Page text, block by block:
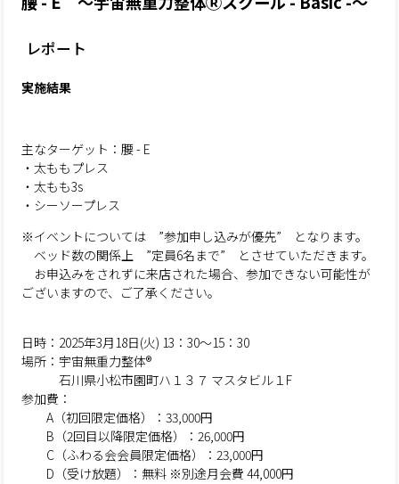
レポート
実施結果
主なターゲット：腰 - E
・太ももプレス
・太もも3s
・シーソープレス
※イベントについては ”参加申し込みが優先” となります。
ベッド数の関係上 ”定員6名まで” とさせていただきます。
お申込みをされずに来店された場合、参加できない可能性が
ございますので、ご了承ください。
日時：2025年3月18日(火) 13：30～15：30
場所：宇宙無重力整体®
石川県小松市園町ハ１３７ マスタビル１F
参加費：
A（初回限定価格）：33,000円
B（2回目以降限定価格）：26,000円
C（ふわる会会員限定価格）：23,000円
D（受け放題）：無料 ※別途月会費 44,000円